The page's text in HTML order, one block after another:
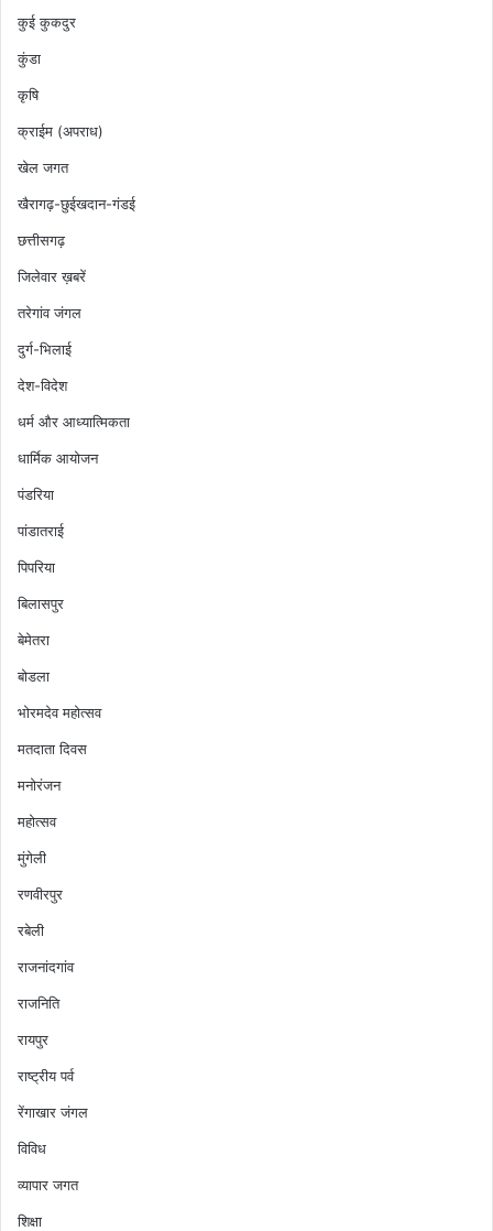
कुई कुकदुर
कुंडा
कृषि
क्राईम (अपराध)
खेल जगत
खैरागढ़-छुईखदान-गंडई
छत्तीसगढ़
जिलेवार ख़बरें
तरेगांव जंगल
दुर्ग-भिलाई
देश-विदेश
धर्म और आध्यात्मिकता
धार्मिक आयोजन
पंडरिया
पांडातराई
पिपरिया
बिलासपुर
बेमेतरा
बोडला
भोरमदेव महोत्सव
मतदाता दिवस
मनोरंजन
महोत्सव
मुंगेली
रणवीरपुर
रबेली
राजनांदगांव
राजनिति
रायपुर
राष्ट्रीय पर्व
रेंगाखार जंगल
विविध
व्यापार जगत
शिक्षा